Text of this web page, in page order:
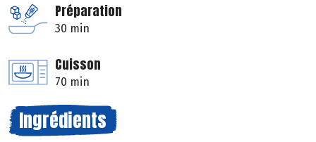
Préparation
30 min
Cuisson
70 min
Ingrédients